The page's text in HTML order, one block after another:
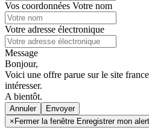
Vos coordonnées Votre nom
Votre adresse électronique
Message
Bonjour,
Voici une offre parue sur le site
intéresser.
A bientôt.
Annuler
× Fermer la fenêtre Enregistrer mon